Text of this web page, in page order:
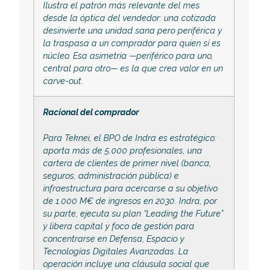
Ilustra el patrón más relevante del mes
desde la óptica del vendedor: una cotizada
desinvierte una unidad sana pero periférica y
la traspasa a un comprador para quien sí es
núcleo. Esa asimetría —periférico para uno,
central para otro— es la que crea valor en un
carve-out.
Racional del comprador
Para Teknei, el BPO de Indra es estratégico:
aporta más de 5.000 profesionales, una
cartera de clientes de primer nivel (banca,
seguros, administración pública) e
infraestructura para acercarse a su objetivo
de 1.000 M€ de ingresos en 2030. Indra, por
su parte, ejecuta su plan “Leading the Future”
y libera capital y foco de gestión para
concentrarse en Defensa, Espacio y
Tecnologías Digitales Avanzadas. La
operación incluye una cláusula social que